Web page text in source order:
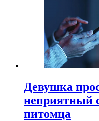
Девушка
неприятный
питомца